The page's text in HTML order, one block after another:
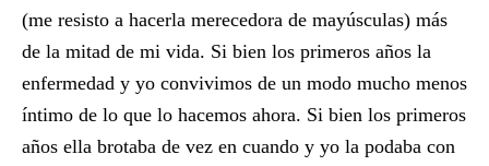
(me resisto a hacerla merecedora de mayúsculas) más
de la mitad de mi vida. Si bien los primeros años la
enfermedad y yo convivimos de un modo mucho menos
íntimo de lo que lo hacemos ahora. Si bien los primeros
años ella brotaba de vez en cuando y yo la podaba con